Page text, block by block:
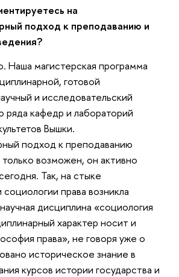
на
подход к преподаванию и
Наша магистерская программа
готовой
и исследовательский
ряда кафедр и лабораторий
Вышки.
подход к преподаванию
возможен, он активно
Так, на стыке
права возникла
дисциплина «социология
характер носит и
права», не говоря уже о
историческое знание в
курсов истории государства и